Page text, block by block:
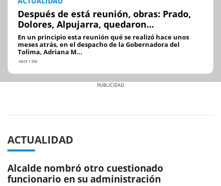
Después de está reunión, obras: Prado,
Dolores, Alpujarra, quedaron...
En un principio esta reunión qué se realizó hace unos
meses atrás, en el despacho de la Gobernadora del
Tolima, Adriana M...
HACE 1 DÍA
ACTUALIDAD
Alcalde nombró otro cuestionado
funcionario en su administración